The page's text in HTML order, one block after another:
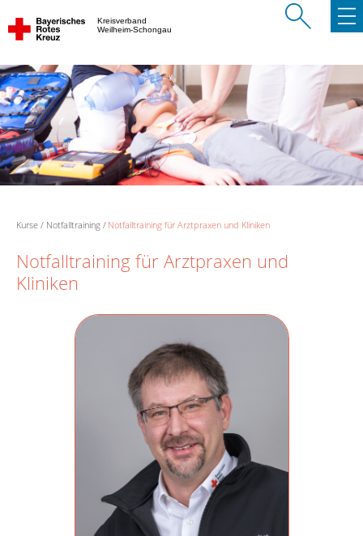
Kreisverband
Weilheim-Schongau
Kurse Notfalltraining Notfalltraining für Arztpraxen und Kliniken
Notfalltraining für Arztpraxen und
Kliniken